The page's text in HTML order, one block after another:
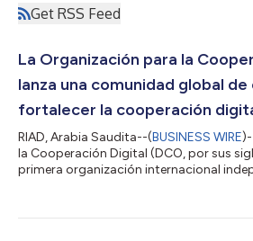
Get RSS Feed
La Organización para la
lanza una comunidad global
fortalecer la cooperación
RIAD, Arabia Saudita--(BUSINESS WIRE
la Cooperación Digital (DCO, por sus
primera organización internacional
Expert Community (GEC), una nueva